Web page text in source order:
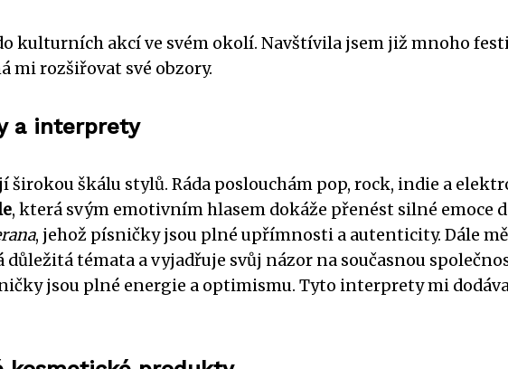
kulturních akcí ve svém okolí. Navštívila jsem již mnoho
mi rozšiřovat své obzory.
a interprety
škálu stylů. Ráda poslouchám pop, rock, indie a
, která svým emotivním hlasem dokáže přenést silné emoce
, jehož písničky jsou plné upřímnosti a autenticity. Dále
témata a vyjadřuje svůj názor na současnou
jsou plné energie a optimismu. Tyto interprety mi